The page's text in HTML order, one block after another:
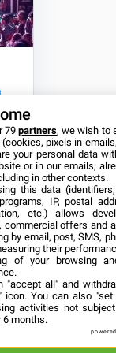
79partners, we wish to
pixels in
your personal data
or in our emails,
in other contexts.
this data
IP, postal
etc.) allows
commercial offers and
by email, post, SMS,
their
of your browsing
"accept all" and
icon. You can also
activities not
6 months.